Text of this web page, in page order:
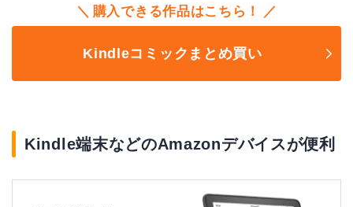
購入できる作品はこちら！
Kindleコミックまとめ買い
Kindle端末などのAmazonデバイスが便利